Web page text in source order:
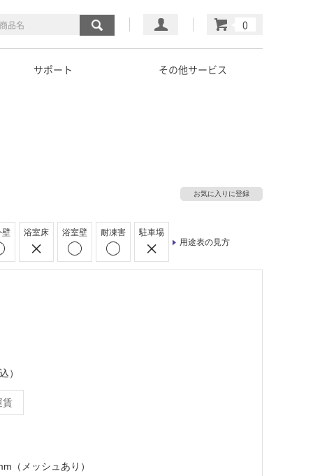
マイページ
カート
サポート その他サービス
お気に入りに登録
壁 浴室床 浴室壁 耐凍害
駐車場
用途表の見方
）
賃
（メッシュあり）